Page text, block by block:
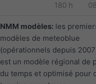
180 h
NMM modèles: les
modèles de meteoblue
(opérationnels depuis
est un modèle régional de
du temps et optimisé pour